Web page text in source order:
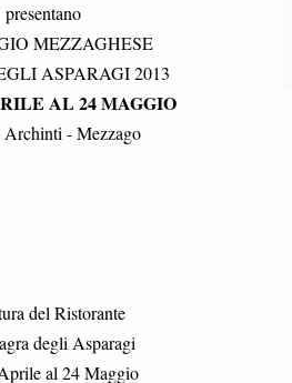
presentano
MEZZAGHESE
ASPARAGI 2013
AL 24 MAGGIO
Archinti - Mezzago
del Ristorante
degli Asparagi
al 24 Maggio